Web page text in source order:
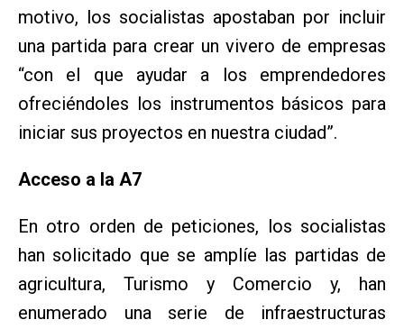
motivo, los socialistas apostaban por incluir
una partida para crear un vivero de empresas
“con el que ayudar a los emprendedores
ofreciéndoles los instrumentos básicos para
iniciar sus proyectos en nuestra ciudad”.
Acceso a la A7
En otro orden de peticiones, los socialistas
han solicitado que se amplíe las partidas de
agricultura, Turismo y Comercio y, han
enumerado una serie de infraestructuras